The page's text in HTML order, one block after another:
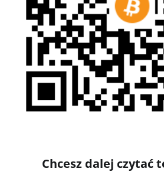
Chcesz dalej czytać